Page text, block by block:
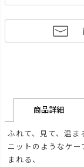
商品詳細
ふれて、見て、温ま
ニットのようなケ
まれる、